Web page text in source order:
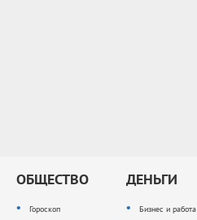
ОБЩЕСТВО
Гороскоп
ДЕНЬГИ
Бизнес и работа